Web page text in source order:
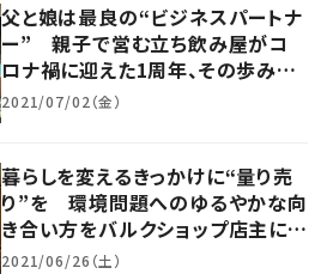
父と娘は最良の“ビジネスパートナ
ー” 親子で営む立ち飲み屋がコ
ロナ禍に迎えた1周年、その歩みと
は 大阪・北区
2021/07/02（金）
暮らしを変えるきっかけに“量り売
り”を 環境問題へのゆるやかな向
き合い方をバルクショップ店主に聞
く 大阪・福島区
2021/06/26（土）